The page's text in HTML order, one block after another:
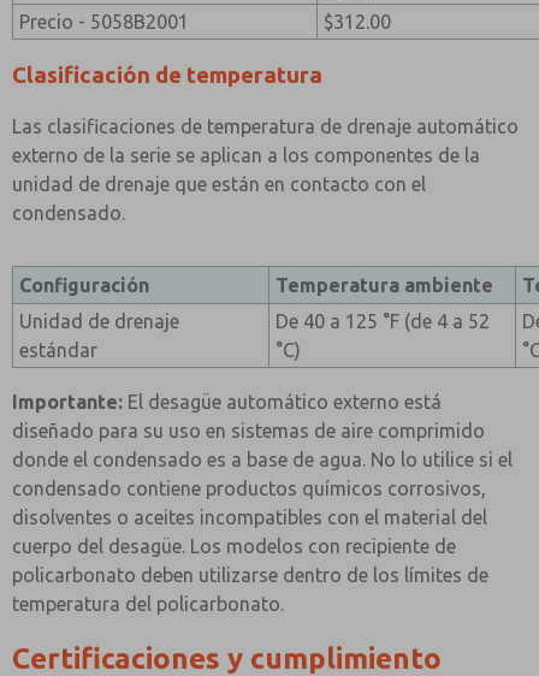
Precio - 5058B2001
$312.00
Clasificación de temperatura
Las clasificaciones de temperatura de drenaje automático
externo de la serie se aplican a los componentes de la
unidad de drenaje que están en contacto con el
condensado.
Configuración Temperatura ambiente
Unidad de drenaje
estándar
De 40 a 125 °F (de 4 a 52
°C)
Importante: El desagüe automático externo está
diseñado para su uso en sistemas de aire comprimido
donde el condensado es a base de agua. No lo utilice si el
condensado contiene productos químicos corrosivos,
disolventes o aceites incompatibles con el material del
cuerpo del desagüe. Los modelos con recipiente de
policarbonato deben utilizarse dentro de los límites de
temperatura del policarbonato.
Certificaciones y cumplimiento